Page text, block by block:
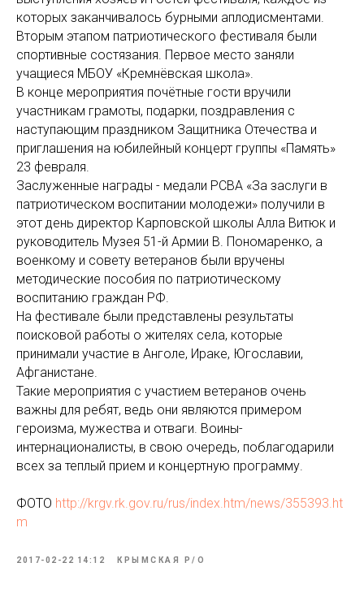
которых заканчивалось бурными аплодисментами.
Вторым этапом патриотического фестиваля были
спортивные состязания. Первое место заняли
учащиеся МБОУ «Кремнёвская школа».
В конце мероприятия почётные гости вручили
участникам грамоты, подарки, поздравления с
наступающим праздником Защитника Отечества и
приглашения на юбилейный концерт группы «Память»
23 февраля.
Заслуженные награды - медали РСВА «За заслуги в
патриотическом воспитании молодежи» получили в
этот день директор Карповской школы Алла Витюк и
руководитель Музея 51-й Армии В. Пономаренко, а
военкому и совету ветеранов были вручены
методические пособия по патриотическому
воспитанию граждан РФ.
На фестивале были представлены результаты
поисковой работы о жителях села, которые
принимали участие в Анголе, Ираке, Югославии,
Афганистане.
Такие мероприятия с участием ветеранов очень
важны для ребят, ведь они являются примером
героизма, мужества и отваги. Воины-
интернационалисты, в свою очередь, поблагодарили
всех за теплый прием и концертную программу.
ФОТО http://krgv.rk.gov.ru/rus/index.htm/news/355393.ht
m
2017-02-22 14:12 КРЫМСКАЯ Р/О